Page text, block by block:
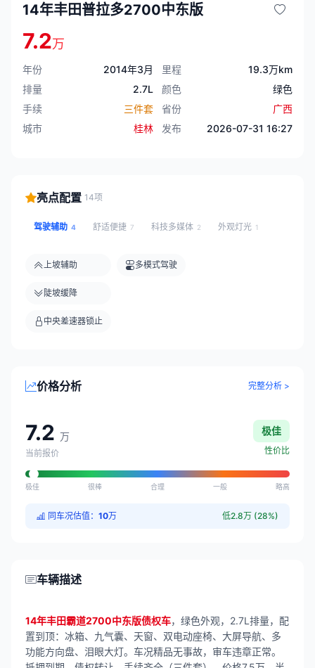
14年丰田普拉多2700中东版
7.2万
年份 2014年3月 里程
19.3万km
排量
2.7L 颜色
绿色
手续
三件套 省份
广西
城市
桂林 发布 2026-07-31 16:27
亮点配置 14项
驾驶辅助 4 舒适便捷 7 科技多媒体 2 外观灯光 1
上坡辅助
陡坡缓降
中央差速器锁止
多模式驾驶
价格分析 完整分析 >
7.2 万
当前报价
极佳
性价比
极佳 很棒 合理 一般 略高
同车况估值： 10万 低2.8万 (28%)
车辆描述
14年丰田霸道2700中东版债权车，绿色外观，2.7L排量，配
置到顶：冰箱、九气囊、天窗、双电动座椅、大屏导航、多
功能方向盘、泪眼大灯。车况精品无事故，审车违章正常。